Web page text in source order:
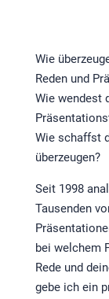
Wie
Reden und
Wie wendest
Wie schaffst
überzeugen?
Seit 1998
Tausenden
bei welchem
Rede und
gebe ich ein